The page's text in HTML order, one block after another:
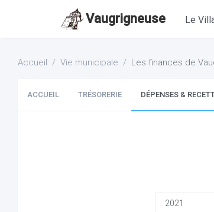
Vaugrigneuse Le
Accueil Vie municipale Les finances de
ACCUEIL TRÉSORERIE DÉPENSES &